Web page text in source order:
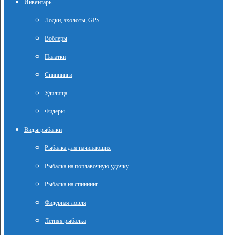
Инвентарь
Лодки, эхолоты, GPS
Воблеры
Палатки
Спиннинги
Удилища
Фидеры
Виды рыбалки
Рыбалка для начинающих
Рыбалка на поплавочную удочку
Рыбалка на спиннинг
Фидерная ловля
Летняя рыбалка